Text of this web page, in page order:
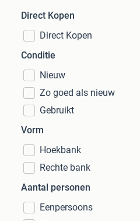
Direct Kopen
Direct Kopen
Conditie
Nieuw
Zo goed als nieuw
Gebruikt
Vorm
Hoekbank
Rechte bank
Aantal personen
Eenpersoons